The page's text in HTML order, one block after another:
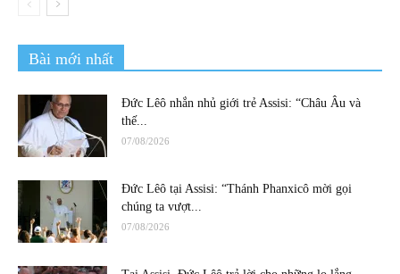
Bài mới nhất
Đức Lêô nhắn nhủ giới trẻ Assisi: “Châu Âu và
thế...
07/08/2026
Đức Lêô tại Assisi: “Thánh Phanxicô mời gọi
chúng ta vượt...
07/08/2026